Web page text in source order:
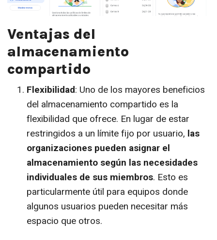
Ventajas del
almacenamiento
compartido
Flexibilidad: Uno de los mayores beneficios
del almacenamiento compartido es la
flexibilidad que ofrece. En lugar de estar
restringidos a un límite fijo por usuario, las
organizaciones pueden asignar el
almacenamiento según las necesidades
individuales de sus miembros. Esto es
particularmente útil para equipos donde
algunos usuarios pueden necesitar más
espacio que otros.